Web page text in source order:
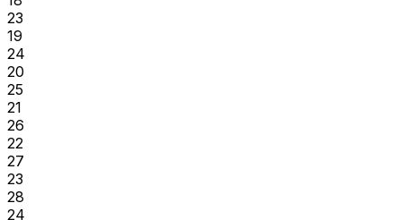
23
19
24
20
25
21
26
22
27
23
28
24